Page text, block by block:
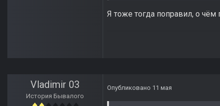
Я тоже тогда поправил, о
Vladimir 03
История Бывалого
Опубликовано 11 мая